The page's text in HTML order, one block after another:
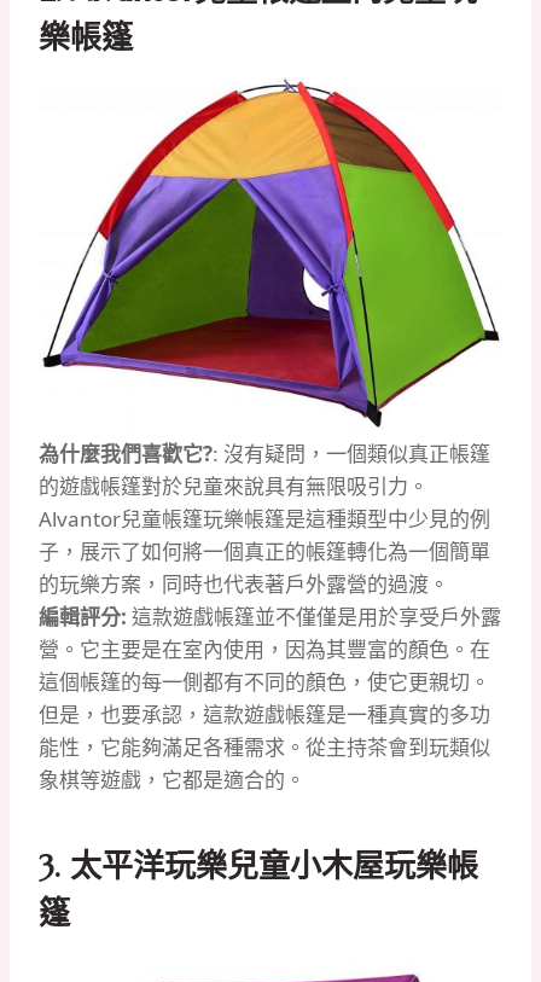
樂帳篷
為什麼我們喜歡它?: 沒有疑問，一個類似真正帳篷
的遊戲帳篷對於兒童來說具有無限吸引力。
Alvantor兒童帳篷玩樂帳篷是這種類型中少見的例
子，展示了如何將一個真正的帳篷轉化為一個簡單
的玩樂方案，同時也代表著戶外露營的過渡。
編輯評分: 這款遊戲帳篷並不僅僅是用於享受戶外露
營。它主要是在室內使用，因為其豐富的顏色。在
這個帳篷的每一側都有不同的顏色，使它更親切。
但是，也要承認，這款遊戲帳篷是一種真實的多功
能性，它能夠滿足各種需求。從主持茶會到玩類似
象棋等遊戲，它都是適合的。
3. 太平洋玩樂兒童小木屋玩樂帳
篷